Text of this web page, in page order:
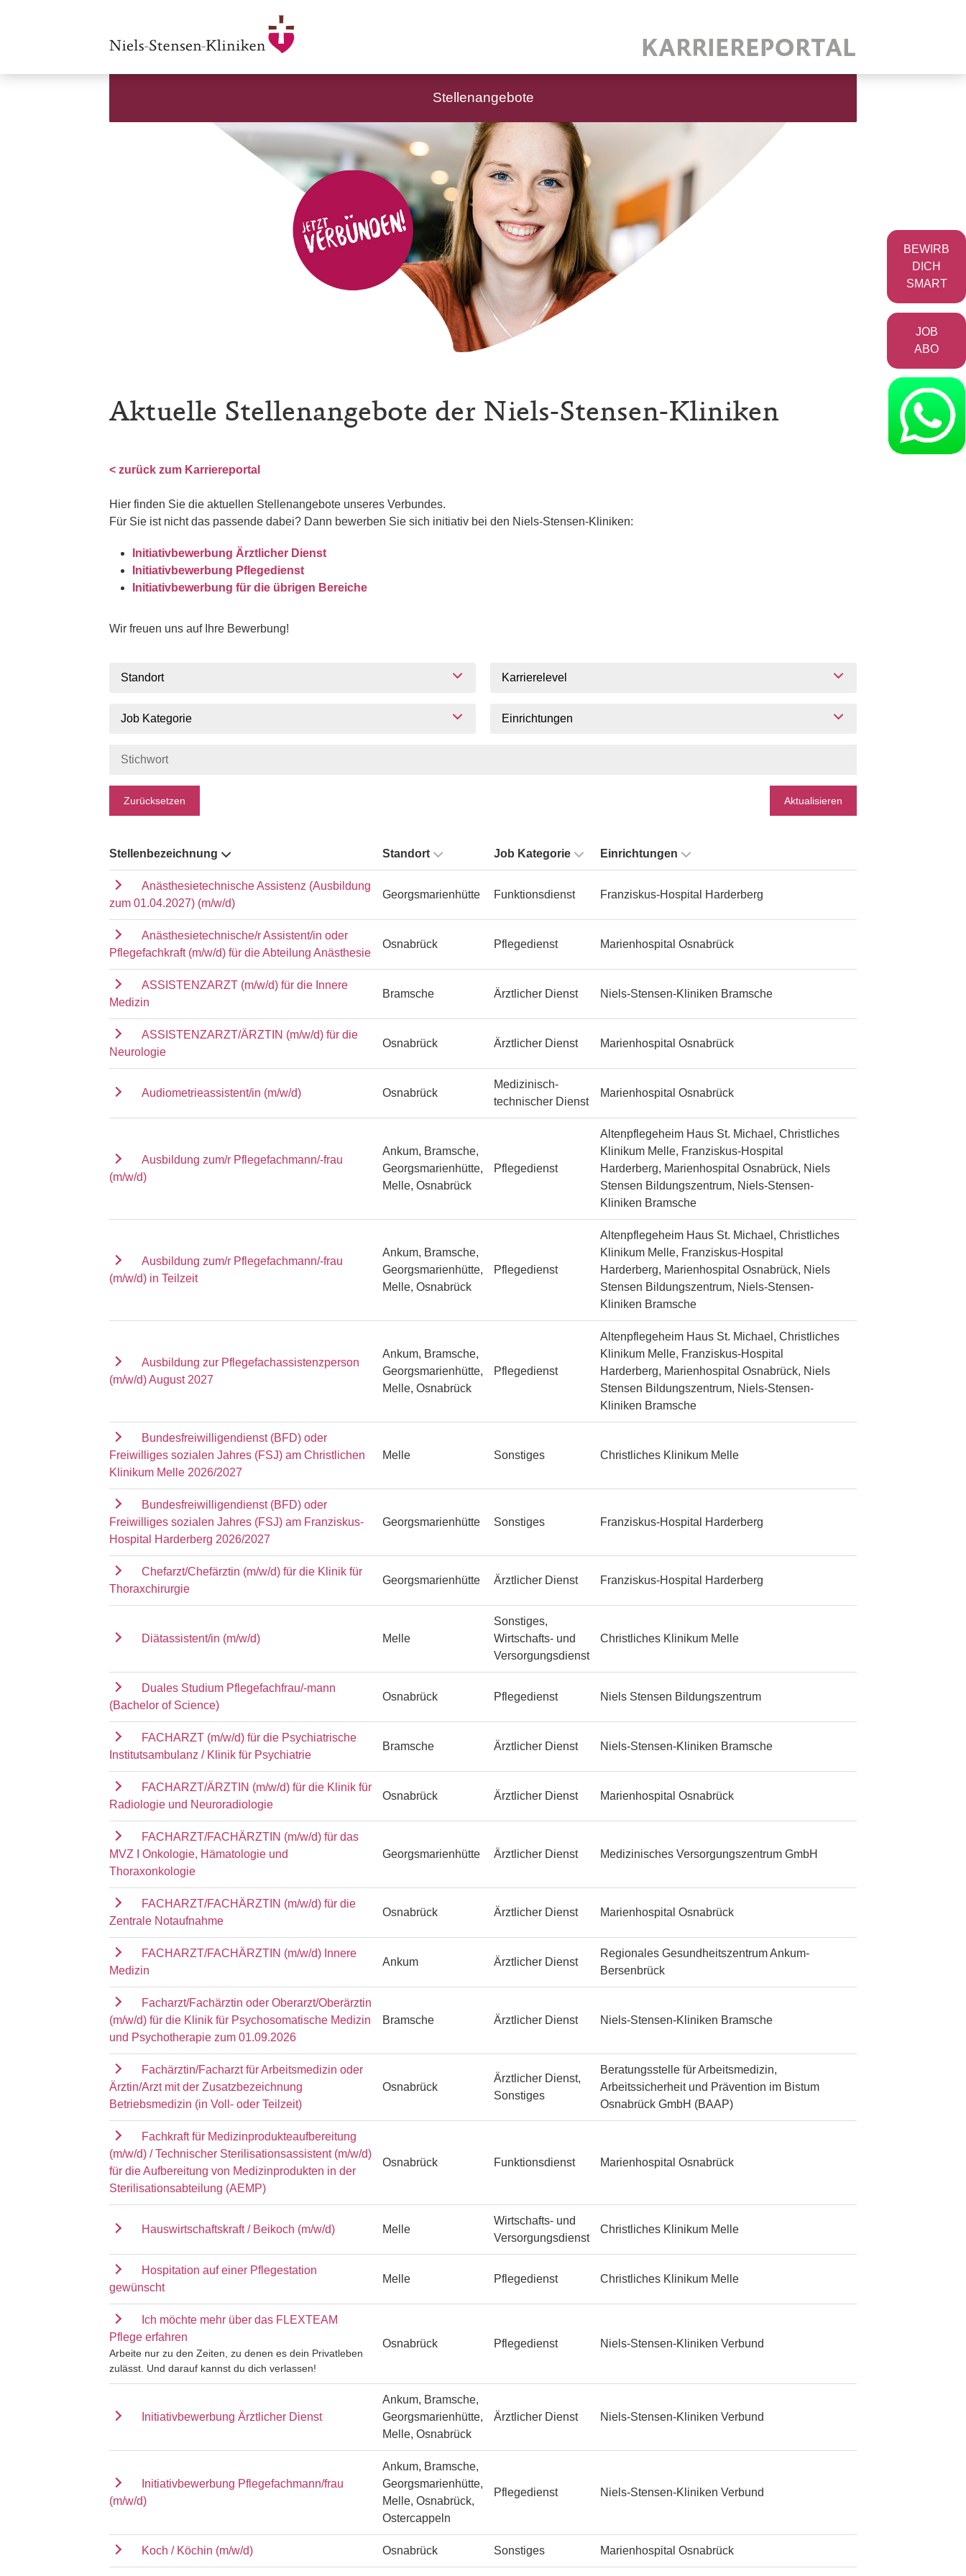
Stellenangebote
Aktuelle Stellenangebote der Niels-Stensen-Kliniken
< zurück zum Karriereportal
Hier finden Sie die aktuellen Stellenangebote unseres Verbundes.
Für Sie ist nicht das passende dabei? Dann bewerben Sie sich initiativ bei den Niels-Stensen-Kliniken:
Initiativbewerbung Ärztlicher Dienst
Initiativbewerbung Pflegedienst
Initiativbewerbung für die übrigen Bereiche
Wir freuen uns auf Ihre Bewerbung!
Standort Karrierelevel
Job Kategorie Einrichtungen
Zurücksetzen Aktualisieren
Stellenbezeichnung Standort Job Kategorie Einrichtungen
Anästhesietechnische Assistenz (Ausbildung
zum 01.04.2027) (m/w/d)
Georgsmarienhütte Funktionsdienst Franziskus-Hospital Harderberg
Anästhesietechnische/r Assistent/in oder
Pflegefachkraft (m/w/d) für die Abteilung Anästhesie
Osnabrück Pflegedienst Marienhospital Osnabrück
ASSISTENZARZT (m/w/d) für die Innere
Medizin
Bramsche Ärztlicher Dienst Niels-Stensen-Kliniken Bramsche
ASSISTENZARZT/ÄRZTIN (m/w/d) für die
Neurologie
Osnabrück Ärztlicher Dienst Marienhospital Osnabrück
Audiometrieassistent/in (m/w/d) Osnabrück
Medizinisch-
technischer Dienst
Marienhospital Osnabrück
Ausbildung zum/r Pflegefachmann/-frau
(m/w/d)
Ankum, Bramsche,
Georgsmarienhütte,
Melle, Osnabrück
Pflegedienst
Altenpflegeheim Haus St. Michael, Christliches
Klinikum Melle, Franziskus-Hospital
Harderberg, Marienhospital Osnabrück, Niels
Stensen Bildungszentrum, Niels-Stensen-
Kliniken Bramsche
Ausbildung zum/r Pflegefachmann/-frau
(m/w/d) in Teilzeit
Ankum, Bramsche,
Georgsmarienhütte,
Melle, Osnabrück
Pflegedienst
Altenpflegeheim Haus St. Michael, Christliches
Klinikum Melle, Franziskus-Hospital
Harderberg, Marienhospital Osnabrück, Niels
Stensen Bildungszentrum, Niels-Stensen-
Kliniken Bramsche
Ausbildung zur Pflegefachassistenzperson
(m/w/d) August 2027
Ankum, Bramsche,
Georgsmarienhütte,
Melle, Osnabrück
Pflegedienst
Altenpflegeheim Haus St. Michael, Christliches
Klinikum Melle, Franziskus-Hospital
Harderberg, Marienhospital Osnabrück, Niels
Stensen Bildungszentrum, Niels-Stensen-
Kliniken Bramsche
Bundesfreiwilligendienst (BFD) oder
Freiwilliges sozialen Jahres (FSJ) am Christlichen
Klinikum Melle 2026/2027
Melle Sonstiges Christliches Klinikum Melle
Bundesfreiwilligendienst (BFD) oder
Freiwilliges sozialen Jahres (FSJ) am Franziskus-
Hospital Harderberg 2026/2027
Georgsmarienhütte Sonstiges Franziskus-Hospital Harderberg
Chefarzt/Chefärztin (m/w/d) für die Klinik für
Thoraxchirurgie
Georgsmarienhütte Ärztlicher Dienst Franziskus-Hospital Harderberg
Diätassistent/in (m/w/d) Melle
Sonstiges,
Wirtschafts- und
Versorgungsdienst
Christliches Klinikum Melle
Duales Studium Pflegefachfrau/-mann
(Bachelor of Science)
Osnabrück Pflegedienst Niels Stensen Bildungszentrum
FACHARZT (m/w/d) für die Psychiatrische
Institutsambulanz / Klinik für Psychiatrie
Bramsche Ärztlicher Dienst Niels-Stensen-Kliniken Bramsche
FACHARZT/ÄRZTIN (m/w/d) für die Klinik für
Radiologie und Neuroradiologie
Osnabrück Ärztlicher Dienst Marienhospital Osnabrück
FACHARZT/FACHÄRZTIN (m/w/d) für das
MVZ I Onkologie, Hämatologie und
Thoraxonkologie
Georgsmarienhütte Ärztlicher Dienst Medizinisches Versorgungszentrum GmbH
FACHARZT/FACHÄRZTIN (m/w/d) für die
Zentrale Notaufnahme
Osnabrück Ärztlicher Dienst Marienhospital Osnabrück
FACHARZT/FACHÄRZTIN (m/w/d) Innere
Medizin
Ankum Ärztlicher Dienst
Regionales Gesundheitszentrum Ankum-
Bersenbrück
Facharzt/Fachärztin oder Oberarzt/Oberärztin
(m/w/d) für die Klinik für Psychosomatische Medizin
und Psychotherapie zum 01.09.2026
Bramsche Ärztlicher Dienst Niels-Stensen-Kliniken Bramsche
Fachärztin/Facharzt für Arbeitsmedizin oder
Ärztin/Arzt mit der Zusatzbezeichnung
Betriebsmedizin (in Voll- oder Teilzeit)
Osnabrück
Ärztlicher Dienst,
Sonstiges
Beratungsstelle für Arbeitsmedizin,
Arbeitssicherheit und Prävention im Bistum
Osnabrück GmbH (BAAP)
Fachkraft für Medizinprodukteaufbereitung
(m/w/d) / Technischer Sterilisationsassistent (m/w/d)
für die Aufbereitung von Medizinprodukten in der
Sterilisationsabteilung (AEMP)
Osnabrück Funktionsdienst Marienhospital Osnabrück
Hauswirtschaftskraft / Beikoch (m/w/d) Melle
Wirtschafts- und
Versorgungsdienst
Christliches Klinikum Melle
Hospitation auf einer Pflegestation
gewünscht
Melle Pflegedienst Christliches Klinikum Melle
Ich möchte mehr über das FLEXTEAM
Pflege erfahren
Arbeite nur zu den Zeiten, zu denen es dein Privatleben
zulässt. Und darauf kannst du dich verlassen!
Osnabrück Pflegedienst Niels-Stensen-Kliniken Verbund
Initiativbewerbung Ärztlicher Dienst
Ankum, Bramsche,
Georgsmarienhütte,
Melle, Osnabrück
Ärztlicher Dienst Niels-Stensen-Kliniken Verbund
Initiativbewerbung Pflegefachmann/frau
(m/w/d)
Ankum, Bramsche,
Georgsmarienhütte,
Melle, Osnabrück,
Ostercappeln
Pflegedienst Niels-Stensen-Kliniken Verbund
Koch / Köchin (m/w/d) Osnabrück Sonstiges Marienhospital Osnabrück
BEWIRB
DICH
SMART
JOB
ABO